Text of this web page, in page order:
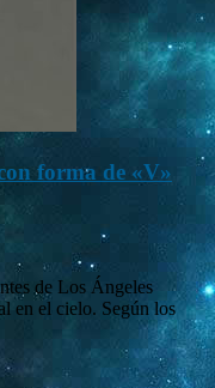
forma de «V»
de Los Ángeles
en el cielo. Según los